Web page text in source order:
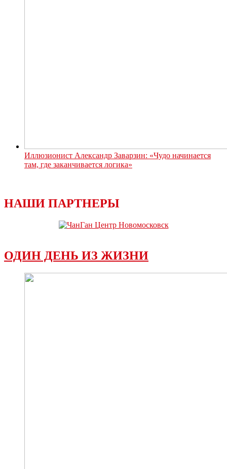
Иллюзионист Александр Заварзин: «Чудо начинается
там, где заканчивается логика»
НАШИ ПАРТНЕРЫ
ОДИН ДЕНЬ ИЗ ЖИЗНИ